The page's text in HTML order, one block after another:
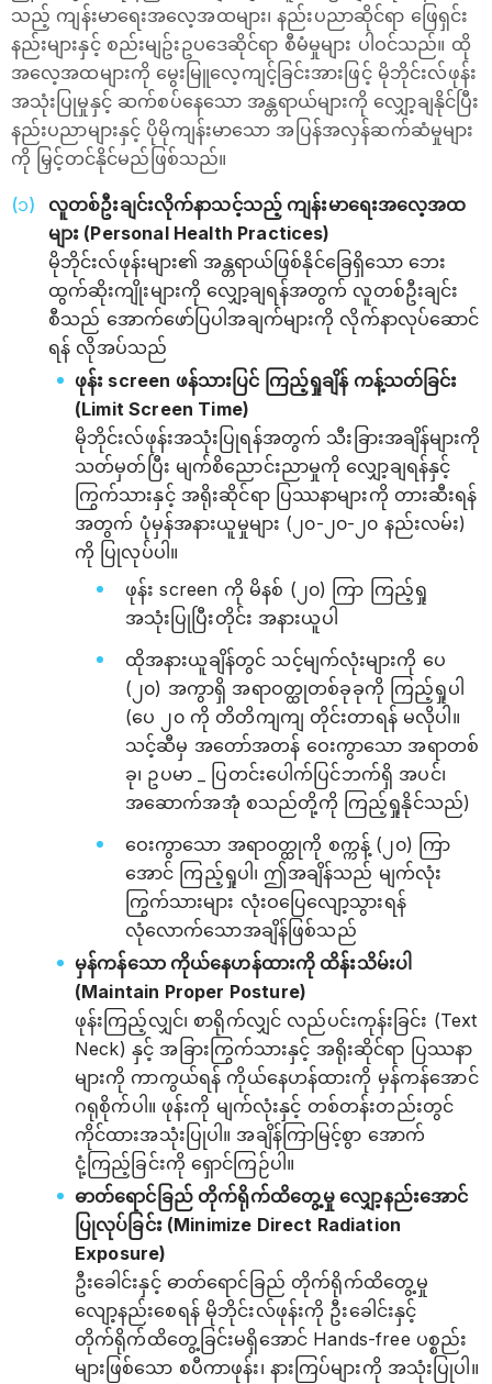
သည့် ကျန်းမာရေးအလေ့အထများ၊ နည်းပညာဆိုင်ရာ ဖြေရှင်း
နည်းများနှင့် စည်းမျဥ်းဥပဒေဆိုင်ရာ စီမံမှုများ ပါဝင်သည်။ ထို
အလေ့အထများကို မွေးမြူလေ့ကျင့်ခြင်းအားဖြင့် မိုဘိုင်းလ်ဖုန်း
အသုံးပြုမှုနှင့် ဆက်စပ်နေသော အန္တရာယ်များကို လျှော့ချနိုင်ပြီး
နည်းပညာများနှင့် ပိုမိုကျန်းမာသော အပြန်အလှန်ဆက်ဆံမှုများ
ကို မြှင့်တင်နိုင်မည်ဖြစ်သည်။
လူတစ်ဦးချင်းလိုက်နာသင့်သည့် ကျန်းမာရေးအလေ့အထ
များ (Personal Health Practices)
မိုဘိုင်းလ်ဖုန်းများ၏ အန္တရာယ်ဖြစ်နိုင်ခြေရှိသော ဘေး
ထွက်ဆိုးကျိုးများကို လျှော့ချရန်အတွက် လူတစ်ဦးချင်း
စီသည် အောက်ဖော်ပြပါအချက်များကို လိုက်နာလုပ်ဆောင်
ရန် လိုအပ်သည်
ဖုန်း screen ဖန်သားပြင် ကြည့်ရှုချိန် ကန့်သတ်ခြင်း
(Limit Screen Time)
မိုဘိုင်းလ်ဖုန်းအသုံးပြုရန်အတွက် သီးခြားအချိန်များကို
သတ်မှတ်ပြီး မျက်စိညောင်းညာမှုကို လျှော့ချရန်နှင့်
ကြွက်သားနှင့် အရိုးဆိုင်ရာ ပြဿနာများကို တားဆီးရန်
အတွက် ပုံမှန်အနားယူမှုများ (၂၀-၂၀-၂၀ နည်းလမ်း)
ကို ပြုလုပ်ပါ။
ဖုန်း screen ကို မိနစ် (၂၀) ကြာ ကြည့်ရှု
အသုံးပြုပြီးတိုင်း အနားယူပါ
ထိုအနားယူချိန်တွင် သင့်မျက်လုံးများကို ပေ
(၂၀) အကွာရှိ အရာဝတ္ထုတစ်ခုခုကို ကြည့်ရှုပါ
(ပေ ၂၀ ကို တိတိကျကျ တိုင်းတာရန် မလိုပါ။
သင့်ဆီမှ အတော်အတန် ဝေးကွာသော အရာတစ်
ခု၊ ဥပမာ _ ပြတင်းပေါက်ပြင်ဘက်ရှိ အပင်၊
အဆောက်အအုံ စသည်တို့ကို ကြည့်ရှုနိုင်သည်)
ဝေးကွာသော အရာဝတ္ထုကို စက္ကန့် (၂၀) ကြာ
အောင် ကြည့်ရှုပါ၊ ဤအချိန်သည် မျက်လုံး
ကြွက်သားများ လုံးဝပြေလျော့သွားရန်
လုံလောက်သောအချိန်ဖြစ်သည်
မှန်ကန်သော ကိုယ်နေဟန်ထားကို ထိန်းသိမ်းပါ
(Maintain Proper Posture)
ဖုန်းကြည့်လျှင်၊ စာရိုက်လျှင် လည်ပင်းကုန်းခြင်း (Text
Neck) နှင့် အခြားကြွက်သားနှင့် အရိုးဆိုင်ရာ ပြဿနာ
များကို ကာကွယ်ရန် ကိုယ်နေဟန်ထားကို မှန်ကန်အောင်
ဂရုစိုက်ပါ။ ဖုန်းကို မျက်လုံးနှင့် တစ်တန်းတည်းတွင်
ကိုင်ထားအသုံးပြုပါ။ အချိန်ကြာမြင့်စွာ အောက်
ငုံ့ကြည့်ခြင်းကို ရှောင်ကြဉ်ပါ။
ဓာတ်ရောင်ခြည် တိုက်ရိုက်ထိတွေ့မှု လျှော့နည်းအောင်
ပြုလုပ်ခြင်း (Minimize Direct Radiation
Exposure)
ဦးခေါင်းနှင့် ဓာတ်ရောင်ခြည် တိုက်ရိုက်ထိတွေ့မှု
လျော့နည်းစေရန် မိုဘိုင်းလ်ဖုန်းကို ဦးခေါင်းနှင့်
တိုက်ရိုက်ထိတွေ့ခြင်းမရှိအောင် Hands-free ပစ္စည်း
များဖြစ်သော စပီကာဖုန်း၊ နားကြပ်များကို အသုံးပြုပါ။